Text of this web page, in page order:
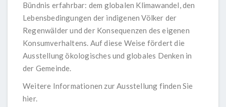
Bündnis erfahrbar: dem globalen Klimawandel, den
Lebensbedingungen der indigenen Völker der
Regenwälder und der Konsequenzen des eigenen
Konsumverhaltens. Auf diese Weise fördert die
Ausstellung ökologisches und globales Denken in
der Gemeinde.
Weitere Informationen zur Ausstellung finden Sie
hier.